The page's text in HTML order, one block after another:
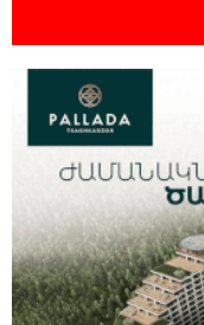
World
помощью солнечной
14:56:01
Ucom и
помощью солнечной